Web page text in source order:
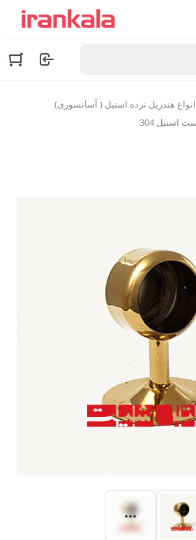
انواع هندریل نرده استیل ( آسانسوری)